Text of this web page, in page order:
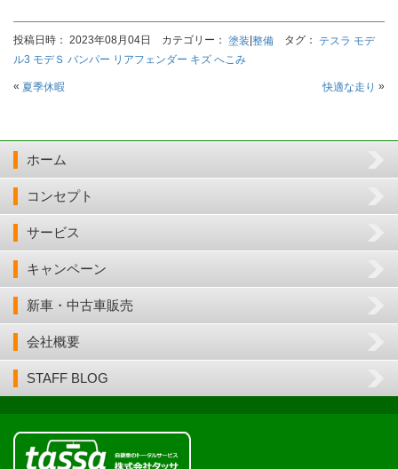
投稿日時： 2023年08月04日 カテゴリー： 塗装 整備 タグ： テスラ モデ
ル3 モデＳ バンパー リアフェンダー キズ へこみ
« 夏季休暇 快適な走り »
ホーム
コンセプト
サービス
キャンペーン
新車・中古車販売
会社概要
STAFF BLOG